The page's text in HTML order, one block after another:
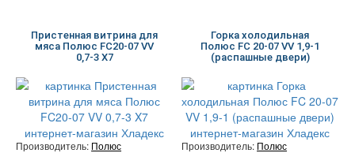
Пристенная витрина для
мяса Полюс FC20-07 VV
0,7-3 X7
Производитель: Полюс
Горка холодильная
Полюс FC 20-07 VV 1,9-1
(распашные двери)
Производитель: Полюс